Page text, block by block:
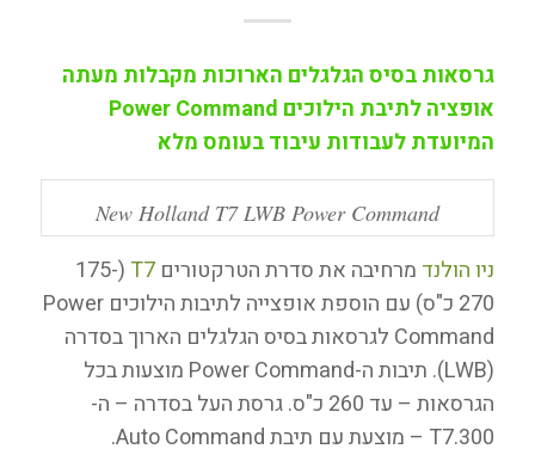
גרסאות בסיס הגלגלים הארוכות מקבלות מעתה
אופציה לתיבת הילוכים Power Command
המיועדת לעבודות עיבוד בעומס מלא
New Holland T7 LWB Power Command
ניו הולנד מרחיבה את סדרת הטרקטורים T7
(175-
270 כ"ס) עם הוספת אופצייה לתיבות הילוכים Power
Command לגרסאות בסיס הגלגלים הארוך בסדרה
(LWB). תיבות ה-Power Command מוצעות בכל
הגרסאות – עד 260 כ"ס. גרסת העל בסדרה – ה-
T7.300 – מוצעת עם תיבת Auto Command.